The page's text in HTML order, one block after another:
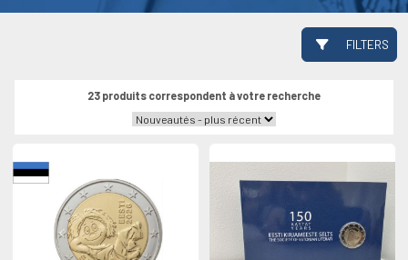
FILTERS
23 produits correspondent à votre recherche